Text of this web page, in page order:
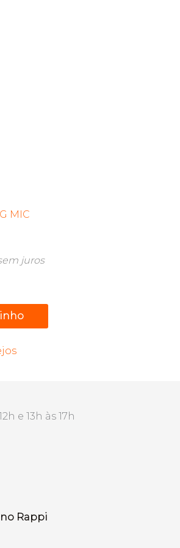
MIC
juros
e 13h às 17h
Rappi